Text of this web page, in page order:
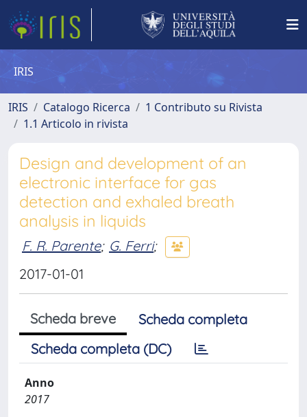
IRIS
IRIS Catalogo Ricerca
1 Contributo su Rivista
1.1 Articolo in rivista
Design and development of an
electronic interface for gas
detection and exhaled breath
analysis in liquids
F. R. Parente; G. Ferri;
2017-01-01
Scheda breve
Scheda completa
Scheda completa (DC)
Anno
2017